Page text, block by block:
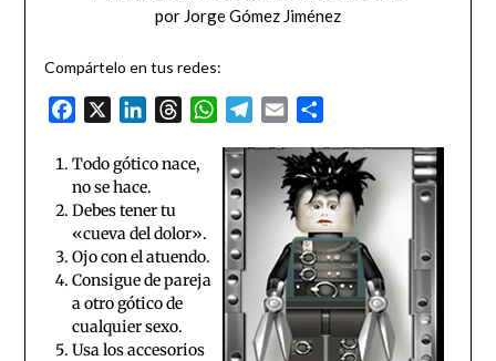
por Jorge Gómez Jiménez
Compártelo en tus redes:
Facebook LinkedInThreadsWhatsAppTelegram
Email
Todo gótico nace,
no se hace.
Debes tener tu
«cueva del dolor».
Ojo con el atuendo.
Consigue de pareja
a otro gótico de
cualquier sexo.
Usa los accesorios